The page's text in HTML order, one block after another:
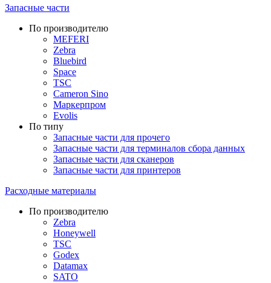
Запасные части
По производителю
MEFERI
Zebra
Bluebird
Space
TSC
Cameron Sino
Маркерпром
Evolis
По типу
Запасные части для прочего
Запасные части для терминалов сбора данных
Запасные части для сканеров
Запасные части для принтеров
Расходные материалы
По производителю
Zebra
Honeywell
TSC
Godex
Datamax
SATO